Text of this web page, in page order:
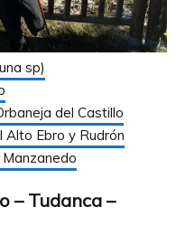
sp)
del Castillo
Ebro y Rudrón
– Tudanca –